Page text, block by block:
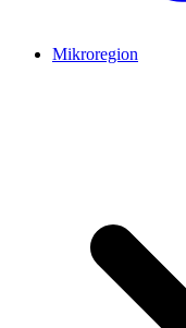
Mikroregion